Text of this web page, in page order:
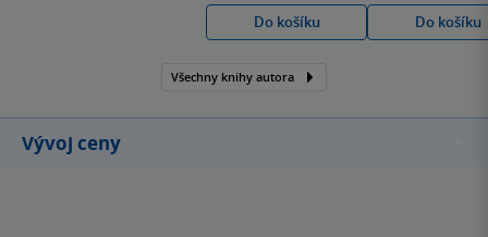
tvorbou, která se nebojí
fantazie, historie,…
Do košíku
Do košíku
Všechny knihy autora
Vývoj ceny